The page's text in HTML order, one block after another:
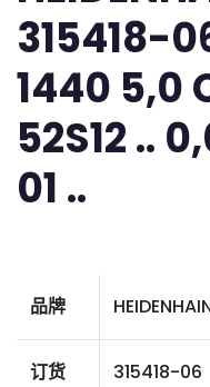
315418-
1440 5,0
52S12 ..
01 ..
品牌
订货
315418-06